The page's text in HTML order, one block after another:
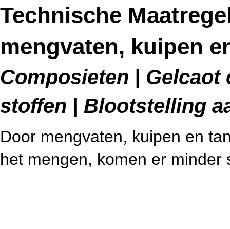
Technische
mengvaten, kuipen
Composieten |
stoffen | Blootstelling
Door mengvaten, kuipen en
het mengen, komen er minder